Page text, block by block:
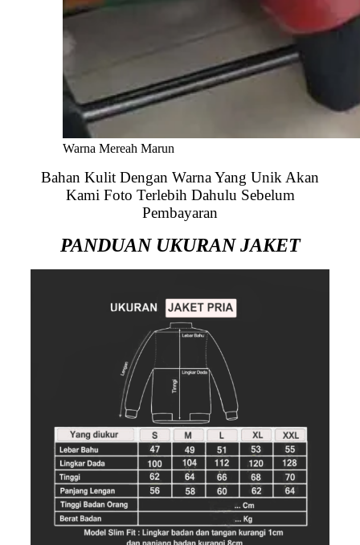
Warna Mereah Marun
Bahan Kulit Dengan Warna Yang Unik Akan
Kami Foto Terlebih Dahulu Sebelum
Pembayaran
PANDUAN UKURAN JAKET